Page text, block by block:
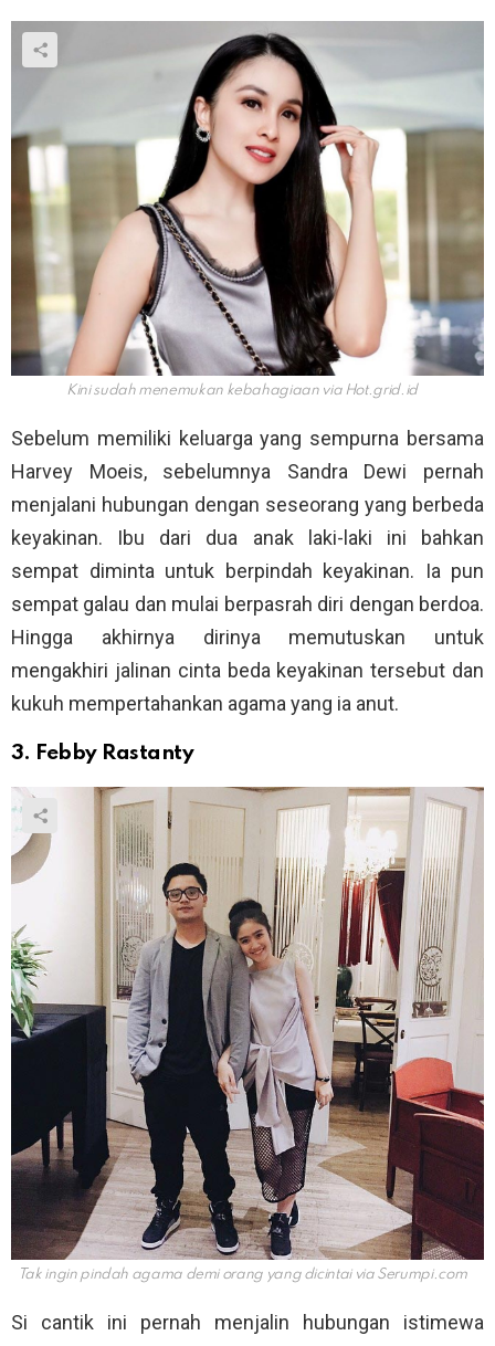
Kini sudah menemukan kebahagiaan via Hot.grid.id
Sebelum memiliki keluarga yang sempurna bersama
Harvey Moeis, sebelumnya Sandra Dewi pernah
menjalani hubungan dengan seseorang yang berbeda
keyakinan. Ibu dari dua anak laki-laki ini bahkan
sempat diminta untuk berpindah keyakinan. Ia pun
sempat galau dan mulai berpasrah diri dengan berdoa.
Hingga akhirnya dirinya memutuskan untuk
mengakhiri jalinan cinta beda keyakinan tersebut dan
kukuh mempertahankan agama yang ia anut.
3. Febby Rastanty
Tak ingin pindah agama demi orang yang dicintai viaSerumpi.com
Si cantik ini pernah menjalin hubungan istimewa